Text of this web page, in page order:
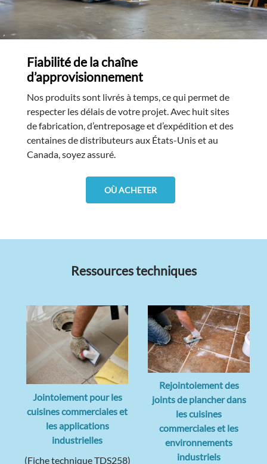
Fiabilité de la chaîne
d’approvisionnement
Nos produits sont livrés à temps, ce qui permet de
respecter les délais de votre projet. Avec huit sites
de fabrication, d’entreposage et d’expédition et des
centaines de distributeurs aux États-Unis et au
Canada, soyez assuré.
OÙ ACHETER
Ressources techniques
Jointoiement pour les
cuisines commerciales et
les applications
industrielles
(Fiche technique TDS258)
Rejointoiement des
joints de plancher dans
les cuisines
commerciales et les
environnements
industriels